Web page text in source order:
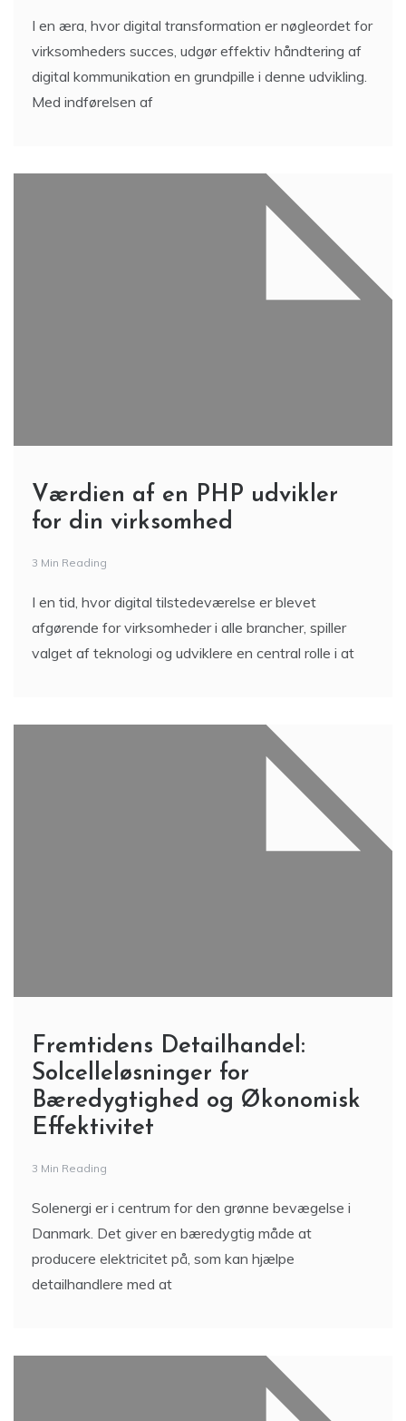
I en æra, hvor digital transformation er nøgleordet for
virksomheders succes, udgør effektiv håndtering af
digital kommunikation en grundpille i denne udvikling.
Med indførelsen af
Værdien af en PHP udvikler
for din virksomhed
3 Min Reading
I en tid, hvor digital tilstedeværelse er blevet
afgørende for virksomheder i alle brancher, spiller
valget af teknologi og udviklere en central rolle i at
Fremtidens Detailhandel:
Solcelleløsninger for
Bæredygtighed og Økonomisk
Effektivitet
3 Min Reading
Solenergi er i centrum for den grønne bevægelse i
Danmark. Det giver en bæredygtig måde at
producere elektricitet på, som kan hjælpe
detailhandlere med at